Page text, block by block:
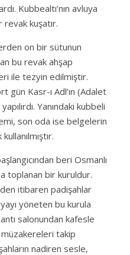
Kubbealtı’nın avluya
revak kuşatır.
on bir sütunun
bu revak ahşap
ile tezyin edilmiştir.
gün Kasr-ı Adl’ın (Adalet
Yanındaki kubbeli
son oda ise belgelerin
beri Osmanlı
toplanan bir kuruldur.
itibaren padişahlar
yöneten bu kurula
salonundan kafesle
takip
nadiren sesle,